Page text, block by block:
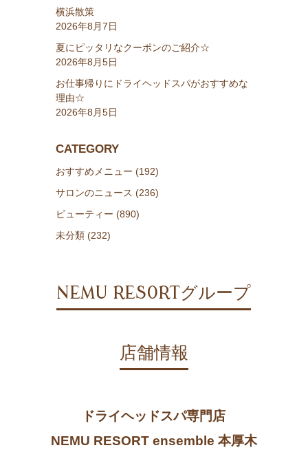
横浜散策
2026年8月7日
夏にピッタリなクーポンのご紹介☆
2026年8月5日
お仕事帰りにドライヘッドスパがおすすめな
理由☆
2026年8月5日
CATEGORY
おすすめメニュー (192)
サロンのニュース (236)
ビューティー (890)
未分類 (232)
NEMU RESORTグループ
店舗情報
ドライヘッドスパ専門店
NEMU RESORT ensemble 本厚木